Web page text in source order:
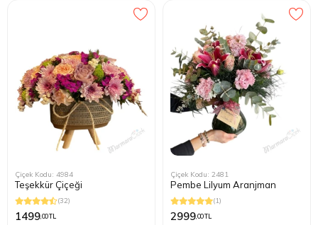
Çiçek Kodu: 4984
Teşekkür Çiçeği
(32)
1499,00 TL
Çiçek Kodu: 2481
Pembe Lilyum Aranjman
(1)
2999,00 TL